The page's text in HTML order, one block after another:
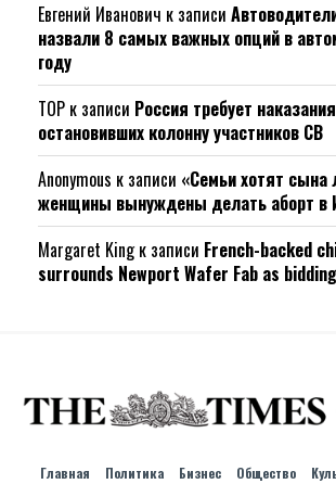
Евгений Иванович к записи
назвали 8 самых важных опций в
году
ТОР к записи Россия требует
остановивших колонну участников СВ
Anonymous к записи «Семьи хотят сына
женщины вынуждены делать аборт в
Margaret Kingк записи French-backed
surrounds Newport Wafer Fab as
Главная Политика Бизнес Общество